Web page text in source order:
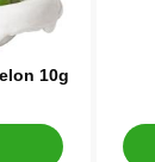
10g